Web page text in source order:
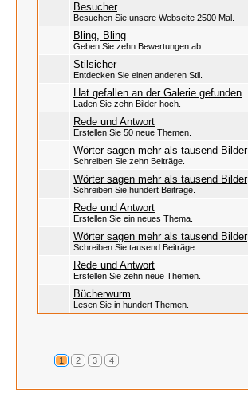
Besucher
Besuchen Sie unsere Webseite 2500 Mal.
Bling, Bling
Geben Sie zehn Bewertungen ab.
Stilsicher
Entdecken Sie einen anderen Stil.
Hat gefallen an der Galerie gefunden
Laden Sie zehn Bilder hoch.
Rede und Antwort
Erstellen Sie 50 neue Themen.
Wörter sagen mehr als tausend Bilder
Schreiben Sie zehn Beiträge.
Wörter sagen mehr als tausend Bilder
Schreiben Sie hundert Beiträge.
Rede und Antwort
Erstellen Sie ein neues Thema.
Wörter sagen mehr als tausend Bilder
Schreiben Sie tausend Beiträge.
Rede und Antwort
Erstellen Sie zehn neue Themen.
Bücherwurm
Lesen Sie in hundert Themen.
1 2 3 4